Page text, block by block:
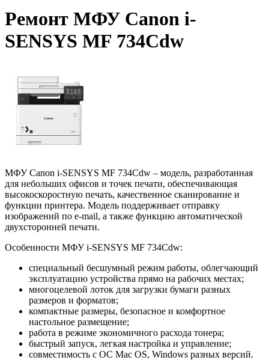
Ремонт МФУ Canon i-
SENSYS MF 734Cdw
МФУ Canon i-SENSYS MF 734Cdw – модель, разработанная
для небольших офисов и точек печати, обеспечивающая
высокоскоростную печать, качественное сканирование и
функции принтера. Модель поддерживает отправку
изображений по e-mail, а также функцию автоматической
двухсторонней печати.
Особенности МФУ i-SENSYS MF 734Cdw:
специальный бесшумный режим работы, облегчающий
эксплуатацию устройства прямо на рабочих местах;
многоцелевой лоток для загрузки бумаги разных
размеров и форматов;
компактные размеры, безопасное и комфортное
настольное размещение;
работа в режиме экономичного расхода тонера;
быстрый запуск, легкая настройка и управление;
совместимость с ОС Mac OS, Windows разных версий.